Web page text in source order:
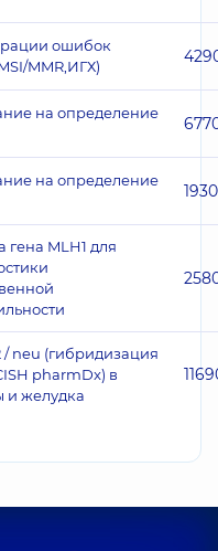
ошибок
MMR,ИГХ)
на определение
на определение
1930
MLH1 для
neu (гибридизация
pharmDx) в
и желудка